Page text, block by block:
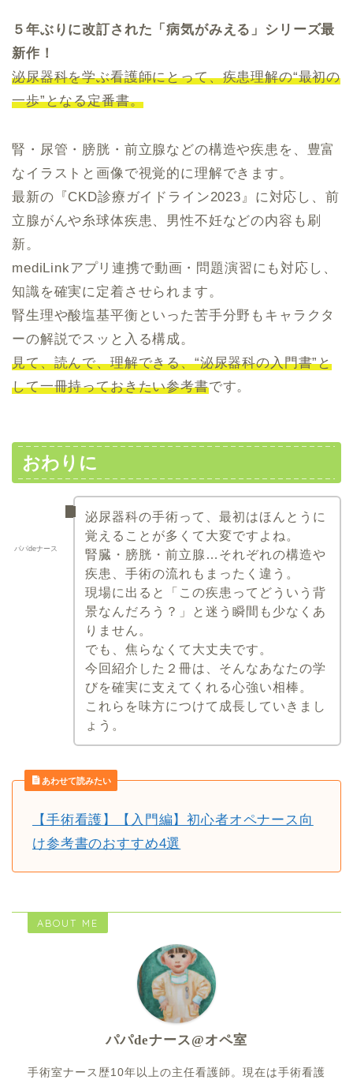
５年ぶりに改訂された「病気がみえる」シリーズ最
新作！
泌尿器科を学ぶ看護師にとって、疾患理解の“最初の
一歩”となる定番書。
腎・尿管・膀胱・前立腺などの構造や疾患を、豊富
なイラストと画像で視覚的に理解できます。
最新の『CKD診療ガイドライン2023』に対応し、前
立腺がんや糸球体疾患、男性不妊などの内容も刷
新。
mediLinkアプリ連携で動画・問題演習にも対応し、
知識を確実に定着させられます。
腎生理や酸塩基平衡といった苦手分野もキャラクタ
ーの解説でスッと入る構成。
見て、読んで、理解できる、“泌尿器科の入門書”と
して一冊持っておきたい参考書です。
おわりに
パパdeナース
泌尿器科の手術って、最初はほんとうに
覚えることが多くて大変ですよね。
腎臓・膀胱・前立腺…それぞれの構造や
疾患、手術の流れもまったく違う。
現場に出ると「この疾患ってどういう背
景なんだろう？」と迷う瞬間も少なくあ
りません。
でも、焦らなくて大丈夫です。
今回紹介した２冊は、そんなあなたの学
びを確実に支えてくれる心強い相棒。
これらを味方につけて成長していきまし
ょう。
あわせて読みたい
【手術看護】【入門編】初心者オペナース向
け参考書のおすすめ4選
ABOUT ME
パパdeナース@オペ室
手術室ナース歴10年以上の主任看護師。現在は手術看護